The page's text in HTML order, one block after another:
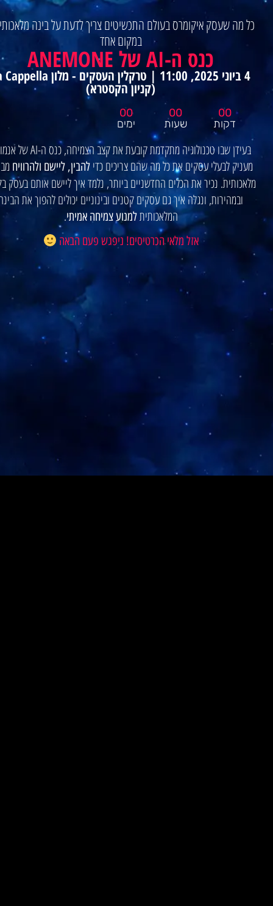
שעסק איקומרס בעולם התכשיטים צריך לדעת על בינה מלאכותית -
במקום אחד
כנס ה-AI של ANEMONE
4 ביוני 2025, 11:00 | טרקלין העסקים - מלון La Cappella
(קניון הקסטרא)
00
ימים
שעות
בעידן שבו טכנולוגיה מתקדמת קובעת את קצב הצמיחה, כנס ה-AI של אנמונה
לבעלי עסקים את כל מה שהם צריכים כדילהבין, ליישם ולהרוויח מבינה
נכיר את הכלים החדשניים ביותר, נלמד איך ליישם אותם בעסק בקלות
ונגלה איך גם עסקים קטנים ובינוניים יכולים להפוך את הבינה
המלאכותיתלמנוע צמיחה אמיתי.
אזל מלאי הכרטיסים! ניפגש פעם הבאה